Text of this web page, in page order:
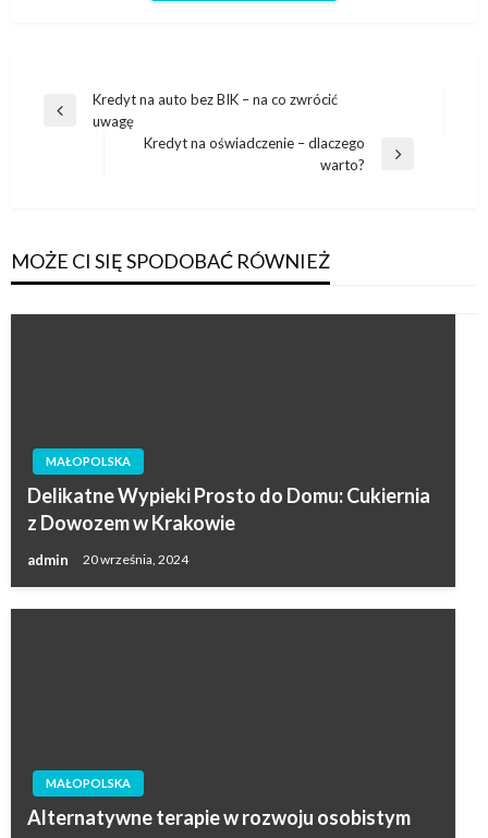
Nawigacja
wpisu
Poprzedni
Kredyt na auto bez BIK – na co zwrócić
uwagę
Kredyt na oświadczenie – dlaczego
warto?
MOŻE CI SIĘ SPODOBAĆ RÓWNIEŻ
MAŁOPOLSKA
Delikatne Wypieki Prosto do Domu: Cukiernia
z Dowozem w Krakowie
admin 20 września, 2024
MAŁOPOLSKA
Alternatywne terapie w rozwoju osobistym